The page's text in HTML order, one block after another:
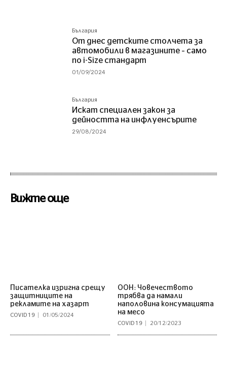
България
От днес детските столчета за
автомобили в магазините – само
по i-Size стандарт
01/09/2024
България
Искат специален закон за
дейността на инфлуенсърите
29/08/2024
Вижте още
Писателка изригна срещу
защитниците на
рекламите на хазарт
COVID 19 01/05/2024
ООН: Човечеството
трябва да намали
наполовина консумацията
на месо
COVID 19 20/12/2023